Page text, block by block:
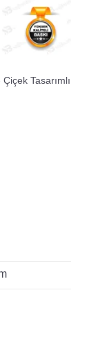
Tasarımlı